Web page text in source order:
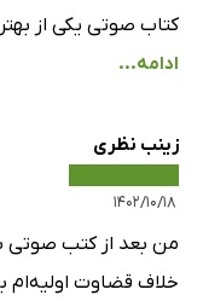
کتاب صوتی یکی از
ادامه...
زینب نظری
۱۴۰۲/۱۰/۱۸
من بعد از کتب صوتی
خلاف قضاوت اولیه‌ام